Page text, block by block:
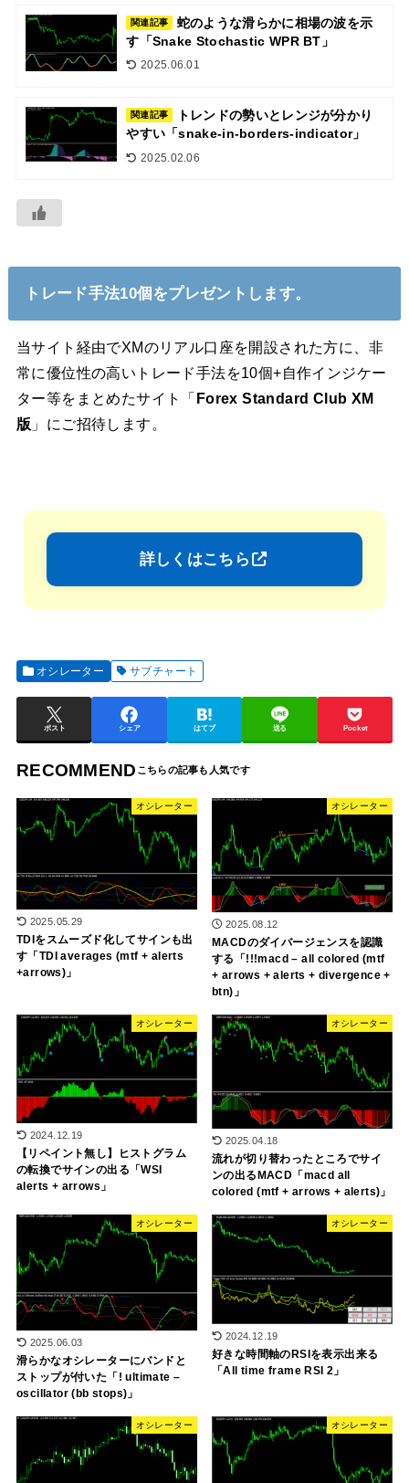
関連記事
蛇のような滑らかに相場の波を示
す「Snake Stochastic WPR BT」
2025.06.01
関連記事
トレンドの勢いとレンジが分かり
やすい「snake-in-borders-indicator」
2025.02.06
トレード手法10個をプレゼントします。
当サイト経由でXMのリアル口座を開設された方に、非
常に優位性の高いトレード手法を10個+自作インジケー
ター等をまとめたサイト「 Forex Standard Club XM
版 」にご招待します。
詳しくはこちら
オシレーター サブチャート
ポスト シェア はてブ 送る Pocket
RECOMMEND
オシレーター
2025.05.29
TDIをスムーズド化してサインも出
す「TDI averages (mtf + alerts
+arrows)」
オシレーター
2025.08.12
MACDのダイバージェンスを認識
する「!!!macd – all colored (mtf
+ arrows + alerts + divergence +
btn)」
オシレーター
2024.12.19
【リペイント無し】ヒストグラム
の転換でサインの出る「WSI
alerts + arrows」
オシレーター
2025.04.18
流れが切り替わったところでサイ
ンの出るMACD「macd all
colored (mtf + arrows + alerts)」
オシレーター
2025.06.03
滑らかなオシレーターにバンドと
ストップが付いた「! ultimate –
oscillator (bb stops)」
オシレーター
2024.12.19
好きな時間軸のRSIを表示出来る
「All time frame RSI 2」
オシレーター オシレーター